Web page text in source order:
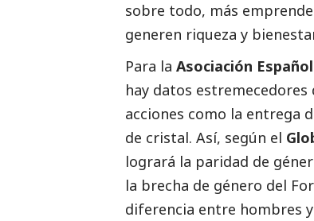
sobre todo, más
generen riqueza y
Para la Asociación
hay datos
acciones como la entrega
de cristal. Así, según el
logrará la paridad de
la brecha de género del
diferencia entre hombres